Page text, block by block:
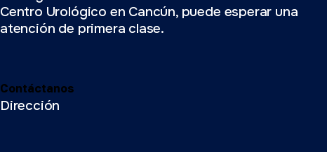
Centro Urológico en Cancún, puede esperar una
atención de primera clase.
Contáctanos
Dirección